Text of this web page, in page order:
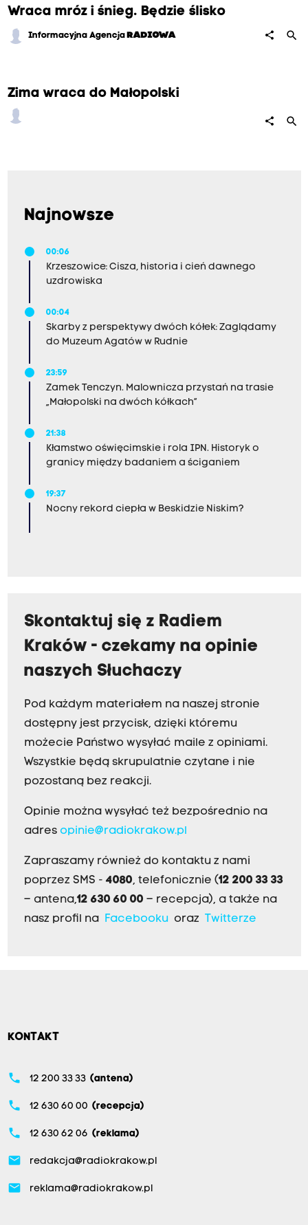
Wraca mróz i śnieg. Będzie ślisko
Informacyjna Agencja RADIOWA share search
Zima wraca do Małopolski
share search
Najnowsze
00:06
Krzeszowice: Cisza, historia i cień dawnego
uzdrowiska
00:04
Skarby z perspektywy dwóch kółek: Zaglądamy
do Muzeum Agatów w Rudnie
23:59
Zamek Tenczyn. Malownicza przystań na trasie
„Małopolski na dwóch kółkach”
21:38
Kłamstwo oświęcimskie i rola IPN. Historyk o
granicy między badaniem a ściganiem
19:37
Nocny rekord ciepła w Beskidzie Niskim?
Skontaktuj się z Radiem
Kraków - czekamy na opinie
naszych Słuchaczy
Pod każdym materiałem na naszej stronie
dostępny jest przycisk, dzięki któremu
możecie Państwo wysyłać maile z opiniami.
Wszystkie będą skrupulatnie czytane i nie
pozostaną bez reakcji.
Opinie można wysyłać też bezpośrednio na
adres opinie@radiokrakow.pl
Zapraszamy również do kontaktu z nami
poprzez SMS - 4080, telefonicznie (12 200 33 33
– antena,12 630 60 00 – recepcja), a także na
nasz profil na Facebookuoraz Twitterze
KONTAKT
phone 12 200 33 33 (antena)
phone 12 630 60 00 (recepcja)
phone 12 630 62 06 (reklama)
email redakcja@radiokrakow.pl
email reklama@radiokrakow.pl